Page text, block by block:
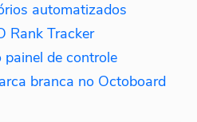
automatizados
Rank Tracker
de controle
branca no Octoboard